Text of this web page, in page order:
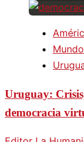
Mundo
Uruguay:
democracia